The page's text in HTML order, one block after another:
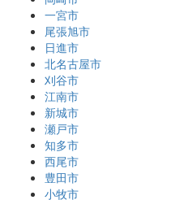
一宮市
尾張旭市
日進市
北名古屋市
刈谷市
江南市
新城市
瀬戸市
知多市
西尾市
豊田市
小牧市